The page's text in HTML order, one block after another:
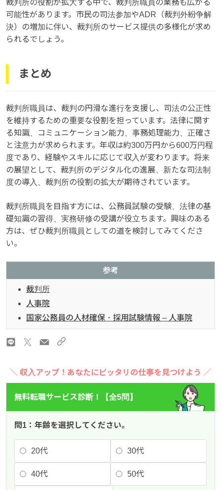
裁判所の役割が拡大する中で、裁判所職員の業務も広がる
可能性があります。市民の司法参加やADR（裁判外紛争解
決）の増加に伴い、裁判所のサービス提供の多様化が求め
られるでしょう。
まとめ
裁判所職員は、裁判の円滑な進行を支援し、司法の公正性
を維持するための重要な役割を担っています。法律に関す
る知識、コミュニケーション能力、事務処理能力、正確さ
と注意力が求められます。年収は約300万円から600万円程
度であり、経験やスキルに応じて収入が変わります。将来
の展望として、裁判所のデジタル化の進展、新たな司法制
度の導入、裁判所の役割の拡大が期待されています。
裁判所職員を目指す方には、公務員試験の受験、法律の基
礎知識の習得、実務研修の受講が役立ちます。興味のある
方は、ぜひ裁判所職員としての道を検討してみてくださ
い。
参考
裁判所
人事院
国家公務員の人材確保・採用試験情報 – 人事院
＼ 収入アップ！あなたにピッタリの仕事を見つけよう ／
無料転職サービス診断！【全5問】
問1：年齢を選択してください。
20代 30代
40代 50代